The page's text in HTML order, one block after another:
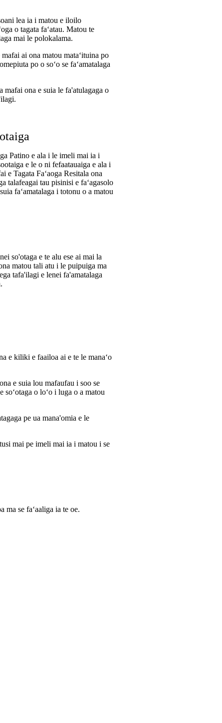
lea ia i matou e iloilo
o tagata faʻatau. Matou te
mai le polokalama.
ai ona matou mataʻituina po
po o soʻo se faʻamatalaga
ona e suia le fa'atulagaga o
Patino e ala i le imeli mai ia i
e le o ni fefaatauaiga e ala i
Tagata Faʻaoga Resitala ona
talafeagai tau pisinisi e faʻagasolo
faʻamatalaga i totonu o a matou
so'otaga e te alu ese ai mai la
matou tali atu i le puipuiga ma
tafa'ilagi e lenei fa'amatalaga
e kiliki e faailoa ai e te le manaʻo
e suia lou mafaufau i soo se
soʻotaga o loʻo i luga o a matou
pe ua mana'omia e le
mai pe imeli mai ia i matou i se
ma se faʻaaliga ia te oe.